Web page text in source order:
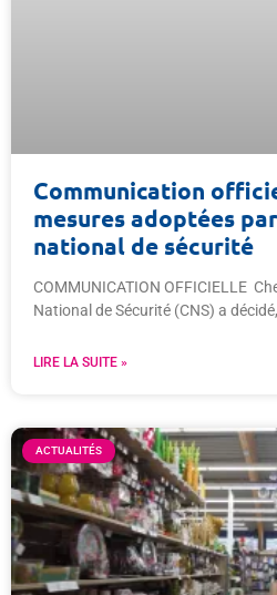
Communication
mesures adoptées
national de sécurité
COMMUNICATION OFFICIELLE
National de Sécurité (CNS) a
LIRE LA SUITE »
ACTUALITÉS